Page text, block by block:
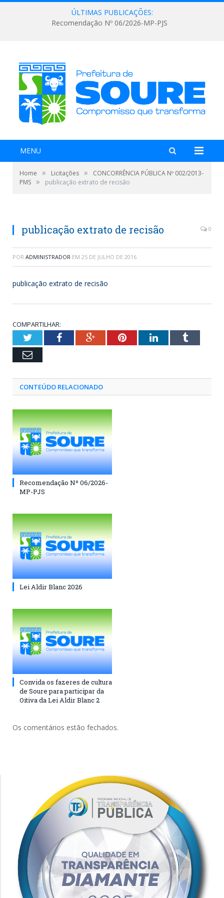
ÚLTIMAS PUBLICAÇÕES:
Recomendação Nº 06/2026-MP-PJS
MENU
Home » Licitações »
CONCORRÊNCIA PÚBLICA Nº 002/2013-
PMS » publicação extrato de recisão
publicação extrato de recisão 0
POR ADMINISTRADOR EM 25 DE JULHO DE 2016
publicação extrato de recisão
COMPARTILHAR:
TwitterFacebookGoogle+PinterestLinkedInTumblr
Email
CONTEÚDO RELACIONADO
Recomendação Nº 06/2026-
MP-PJS
Lei Aldir Blanc 2026
Convida os fazeres de cultura
de Soure para participar da
Oitiva da Lei Aldir Blanc 2
Os comentários estão fechados.